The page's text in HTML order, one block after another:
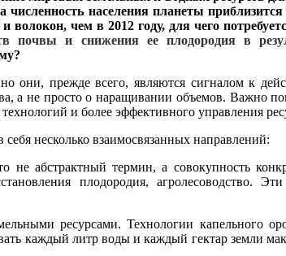
населения планеты
чем в 2012 году, для чего
почвы и снижения ее плодородия в
прежде всего, являются сигналом к
а не просто о наращивании объемов. Важно
и более эффективного управления
несколько взаимосвязанных направлений:
не абстрактный термин, а совокупность
плодородия, агролесоводство.
ресурсами. Технологии капельного
каждый литр воды и каждый гектар земли